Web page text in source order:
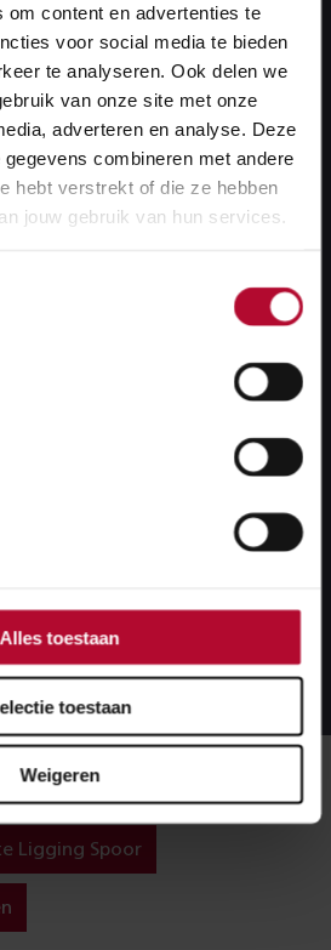
om content en advertenties te
voor social media te bieden
te analyseren. Ook delen we
van onze site met onze
adverteren en analyse. Deze
combineren met andere
hebt verstrekt of die ze hebben
jouw gebruik van hun services.
Alles toestaan
toestaan
Weigeren
ligging
bij Vught. In Vught wordt
een aantal overwegen.
en veiligheid op en rond
De verdiepte ligging wordt
op de plaats waar het
tijdens de
project
Ligging Spoor